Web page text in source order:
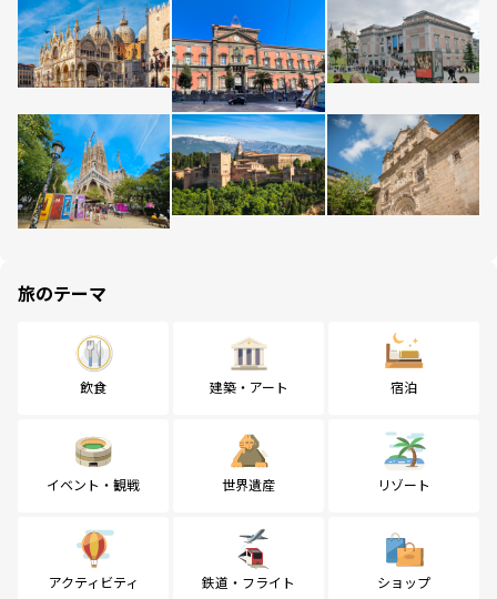
旅のテーマ
飲食 建築・アート 宿泊
イベント・観戦 世界遺産 リゾート
アクティビティ 鉄道・フライト ショップ